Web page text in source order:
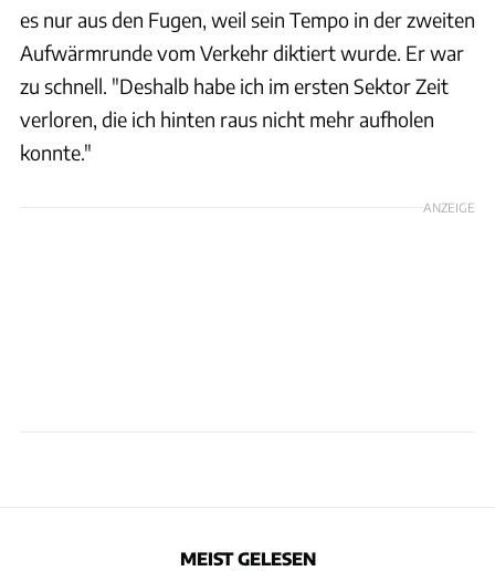
es nur aus den Fugen, weil sein Tempo in der zweiten
Aufwärmrunde vom Verkehr diktiert wurde. Er war
zu schnell. "Deshalb habe ich im ersten Sektor Zeit
verloren, die ich hinten raus nicht mehr aufholen
konnte."
ANZEIGE
MEIST GELESEN